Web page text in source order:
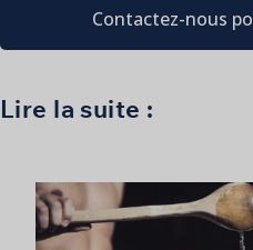
Contactez-nous
Lire la suite :